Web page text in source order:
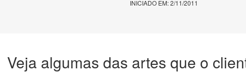
INICIADO EM: 2/11/2011
Veja algumas das artes que o